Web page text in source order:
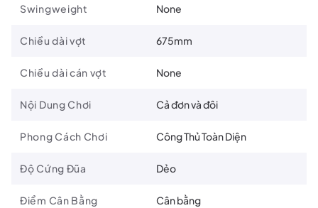
Swingweight None
Chiều dài vợt 675mm
Chiều dài cán vợt None
Nội Dung Chơi Cả đơn và đôi
Phong Cách Chơi Công Thủ Toàn Diện
Độ Cứng Đũa Dẻo
Điểm Cân Bằng Cân bằng